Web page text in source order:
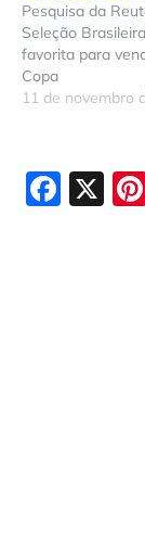
Pesquisa da
Seleção
favorita para
Copa
11 de novembro
X